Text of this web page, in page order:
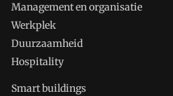
Management en organisatie
Werkplek
Duurzaamheid
Hospitality
Smart buildings